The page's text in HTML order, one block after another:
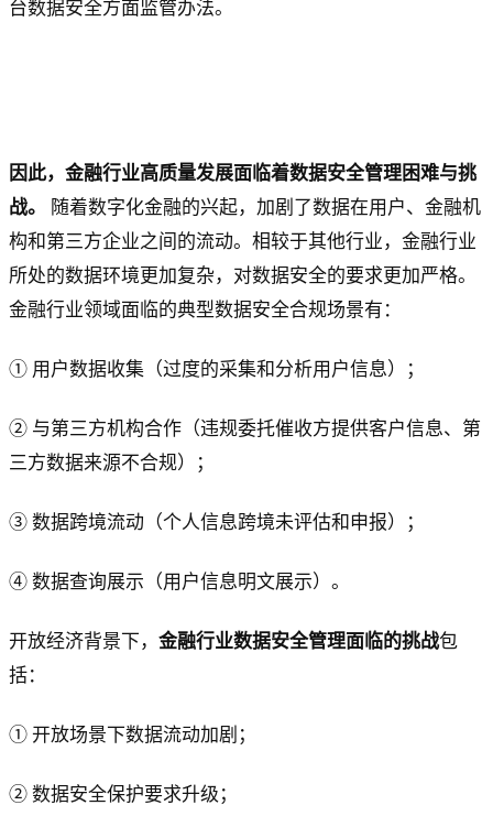
台数据安全方面监管办法。
因此，金融行业高质量发展面临着数据安全管理困难与挑
战。
随着数字化金融的兴起，加剧了数据在用户、金融机
构和第三方企业之间的流动。相较于其他行业，金融行业
所处的数据环境更加复杂，对数据安全的要求更加严格。
金融行业领域面临的典型数据安全合规场景有：
① 用户数据收集（过度的采集和分析用户信息）；
② 与第三方机构合作（违规委托催收方提供客户信息、第
三方数据来源不合规）；
③ 数据跨境流动（个人信息跨境未评估和申报）；
④ 数据查询展示（用户信息明文展示）。
开放经济背景下， 金融行业数据安全管理面临的挑战包
括：
① 开放场景下数据流动加剧；
② 数据安全保护要求升级；